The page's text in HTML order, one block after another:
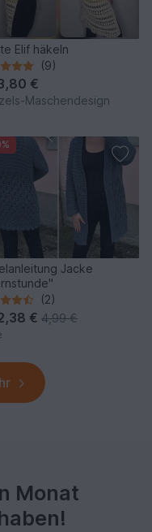
Elif häkeln
(9)
€
Maschendesign
Jacke
(2)
€ 4,99 €
Monat